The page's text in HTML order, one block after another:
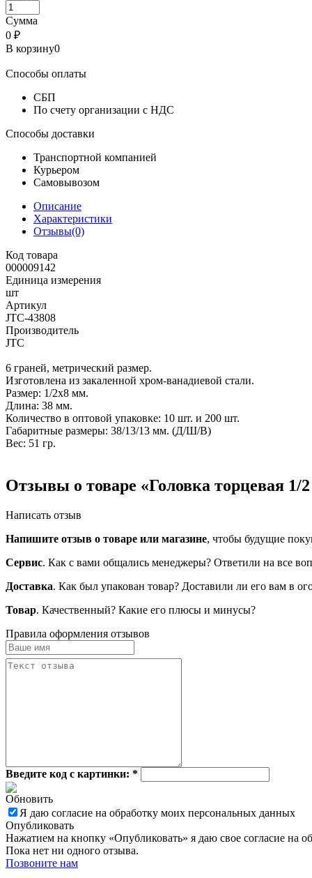
Сумма
0 ₽
В корзину0
Способы оплаты
СБП
По счету организации с НДС
Способы доставки
Транспортной компанией
Курьером
Самовывозом
Описание
Характеристики
Отзывы(0)
Код товара
000009142
Единица измерения
шт
Артикул
JTC-43808
Производитель
JTC
6 граней, метрический размер.
Изготовлена из закаленной хром-ванадиевой стали.
Размер: 1/2х8 мм.
Длина: 38 мм.
Количество в оптовой упаковке: 10 шт. и 200 шт.
Габаритные размеры: 38/13/13 мм. (Д/Ш/В)
Вес: 51 гр.
Отзывы о товаре «Головка торцевая
Написать отзыв
Напишите отзыв о товаре или магазине, чтобы будущие
Сервис. Как с вами общались менеджеры? Ответили на все
Доставка. Как был упакован товар? Доставили ли его вам в
Товар. Качественный? Какие его плюсы и минусы?
Правила оформления отзывов
Введите код с картинки: *
Обновить
Я даю согласие на обработку моих персональных данных
Опубликовать
Нажатием на кнопку «Опубликовать» я даю свое согласие на
Пока нет ни одного отзыва.
Позвоните нам